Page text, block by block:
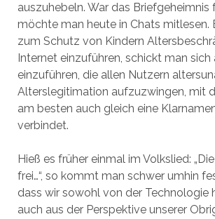
auszuhebeln. War das Briefgeheimnis
möchte man heute in Chats mitlesen.
zum Schutz von Kindern
Internet einzuführen, schickt man sich
einzuführen, die allen Nutzern
Alterslegitimation aufzuzwingen, mit
am besten auch gleich eine
verbindet.
Hieß es früher einmal im Volkslied:
frei…“, so kommt man schwer umhin
dass wir sowohl von der Technologie
auch aus der Perspektive unserer